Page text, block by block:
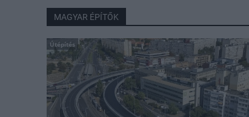
MAGYAR ÉPÍTŐK
Útépítés